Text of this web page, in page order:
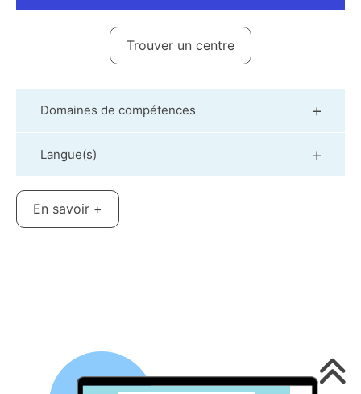
Trouver un centre
Domaines de compétences
Langue(s)
En savoir +